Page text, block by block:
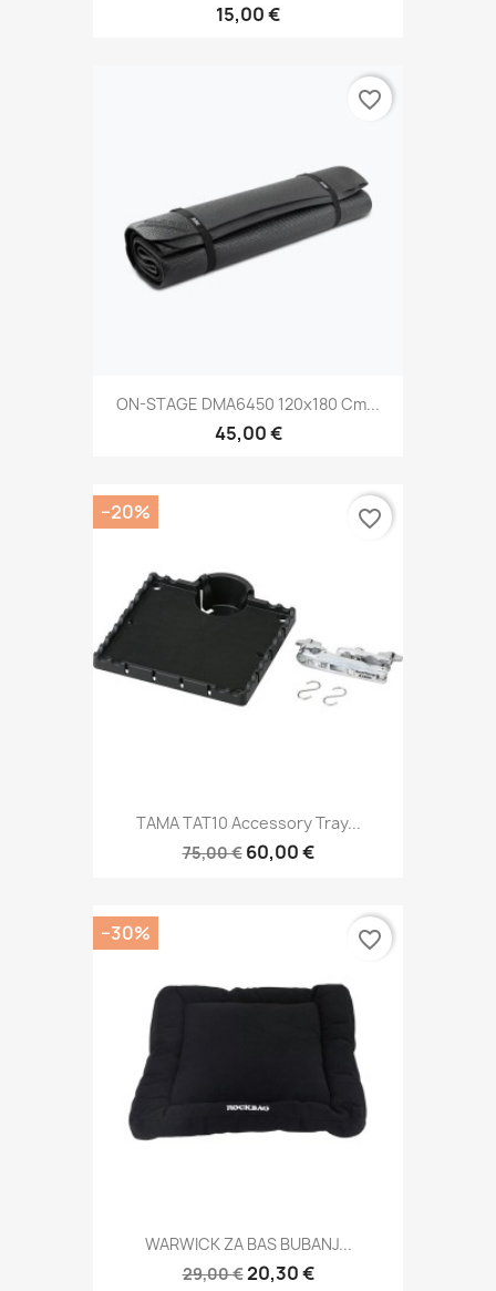
15,00 €
ON-STAGE DMA6450 120x180 Cm...
45,00 €
favorite_border
TAMA TAT10 Accessory Tray...
75,00 € 60,00 €
−20% favorite_border
WARWICK ZA BAS BUBANJ...
29,00 €20,30 €
−30% favorite_border